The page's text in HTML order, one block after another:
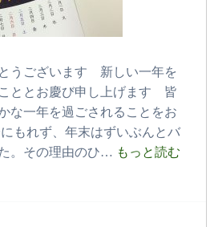
うございます 新しい一年を
ととお慶び申し上げます 皆
な一年を過ごされることをお
もれず、年末はずいぶんとバ
。その理由のひ… もっと読む